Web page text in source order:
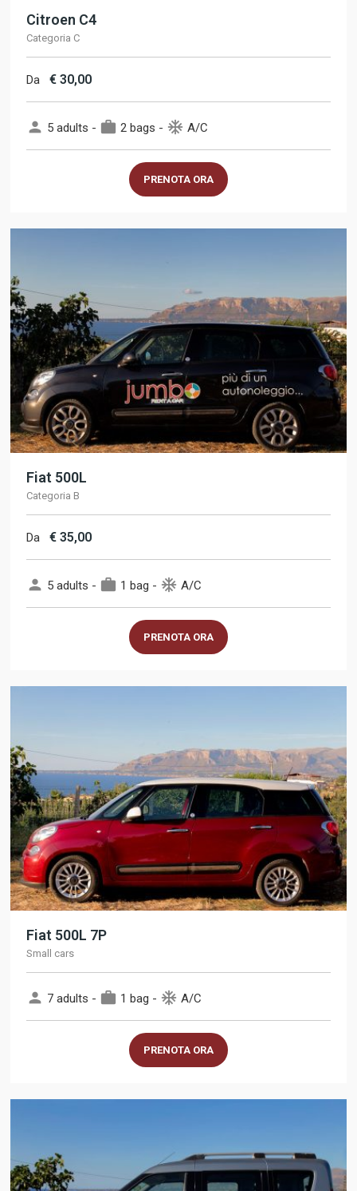
Citroen C4
Categoria C
Da € 30,00
person 5 adults - work 2 bags - ac_unit A/C
PRENOTA ORA
Fiat 500L
Categoria B
Da € 35,00
person 5 adults - work 1 bag - ac_unit A/C
PRENOTA ORA
Fiat 500L 7P
Small cars
person 7 adults - work 1 bag - ac_unit A/C
PRENOTA ORA